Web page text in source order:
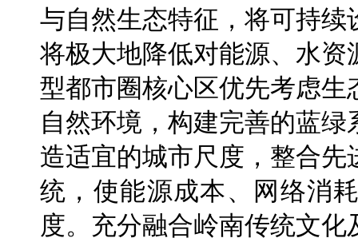
与自然生态特征，将可持
将极大地降低对能源、水
型都市圈核心区优先考虑
自然环境，构建完善的蓝
造适宜的城市尺度，整合
统，使能源成本、网络消
度。充分融合岭南传统文